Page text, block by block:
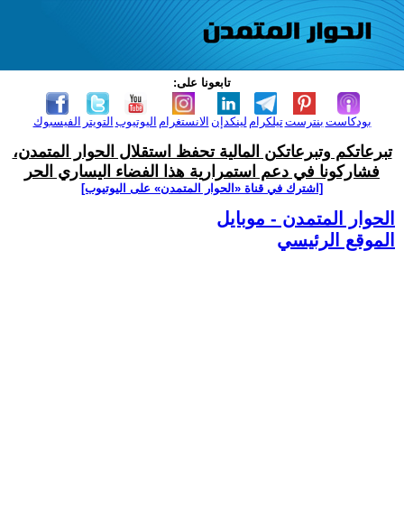
تابعونا على:
الفيسبوك التويتر اليوتيوب الانستغرام لينكدإن تيلكرامبنترست بودكاست
تبرعاتكم وتبرعاتكن المالية تحفظ استقلال الحوار المتمدن،
فشاركونا في دعم استمرارية هذا الفضاء اليساري الحر
[اشترك في قناة ‫«الحوار المتمدن» على اليوتيوب]
الحوار المتمدن - موبايل
الموقع الرئيسي